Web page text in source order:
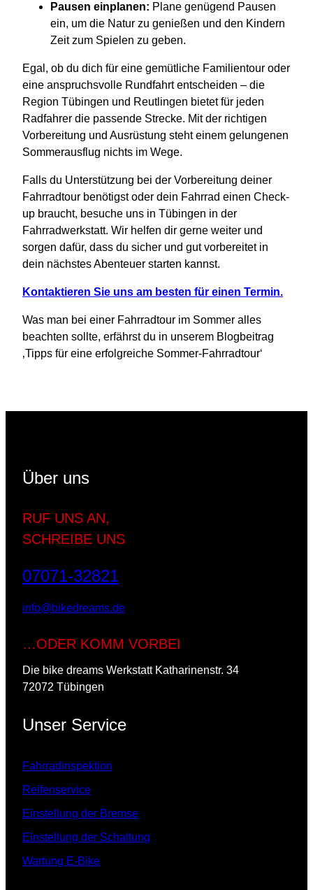
Pausen einplanen: Plane genügend Pausen
ein, um die Natur zu genießen und den Kindern
Zeit zum Spielen zu geben.
Egal, ob du dich für eine gemütliche Familientour oder
eine anspruchsvolle Rundfahrt entscheiden – die
Region Tübingen und Reutlingen bietet für jeden
Radfahrer die passende Strecke. Mit der richtigen
Vorbereitung und Ausrüstung steht einem gelungenen
Sommerausflug nichts im Wege.
Falls du Unterstützung bei der Vorbereitung deiner
Fahrradtour benötigst oder dein Fahrrad einen Check-
up braucht, besuche uns in Tübingen in der
Fahrradwerkstatt. Wir helfen dir gerne weiter und
sorgen dafür, dass du sicher und gut vorbereitet in
dein nächstes Abenteuer starten kannst.
Kontaktieren Sie uns am besten für einen Termin.
Was man bei einer Fahrradtour im Sommer alles
beachten sollte, erfährst du in unserem Blogbeitrag
‚Tipps für eine erfolgreiche Sommer-Fahrradtour‘
Über uns
RUF UNS AN,
SCHREIBE UNS
07071-32821
info@bikedreams.de
…ODER KOMM VORBEI
Die bike dreams Werkstatt Katharinenstr. 34
72072 Tübingen
Unser Service
Fahrradinspektion
Reifenservice
Einstellung der Bremse
Einstellung der Schaltung
Wartung E-Bike